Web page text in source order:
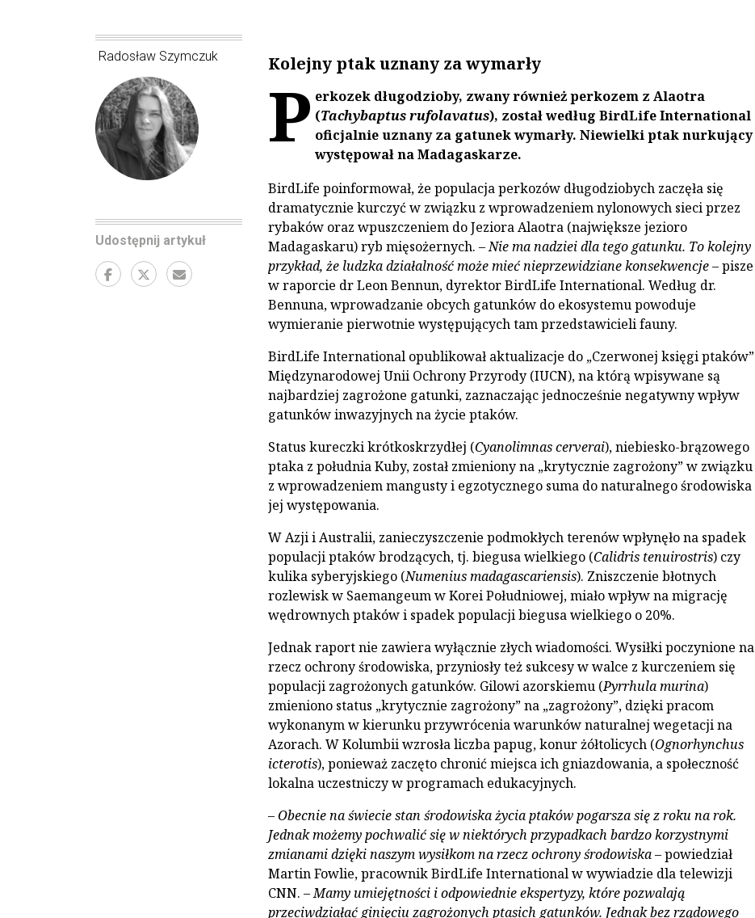
Radosław Szymczuk
Udostępnij artykuł
Kolejny ptak uznany za wymarły
P erkozek długodzioby, zwany również perkozem z Alaotra
(Tachybaptus rufolavatus), został według BirdLife International
oficjalnie uznany za gatunek wymarły. Niewielki ptak nurkujący
występował na Madagaskarze.
BirdLife poinformował, że populacja perkozów długodziobych zaczęła się
dramatycznie kurczyć w związku z wprowadzeniem nylonowych sieci przez
rybaków oraz wpuszczeniem do Jeziora Alaotra (największe jezioro
Madagaskaru) ryb mięsożernych. –Nie ma nadziei dla tego gatunku. To kolejny
przykład, że ludzka działalność może mieć nieprzewidziane konsekwencje– pisze
w raporcie dr Leon Bennun, dyrektor BirdLife International. Według dr.
Bennuna, wprowadzanie obcych gatunków do ekosystemu powoduje
wymieranie pierwotnie występujących tam przedstawicieli fauny.
BirdLife International opublikował aktualizacje do „Czerwonej księgi ptaków”
Międzynarodowej Unii Ochrony Przyrody (IUCN), na którą wpisywane są
najbardziej zagrożone gatunki, zaznaczając jednocześnie negatywny wpływ
gatunków inwazyjnych na życie ptaków.
Status kureczki krótkoskrzydłej (Cyanolimnas cerverai), niebiesko-brązowego
ptaka z południa Kuby, został zmieniony na „krytycznie zagrożony” w związku
z wprowadzeniem mangusty i egzotycznego suma do naturalnego środowiska
jej występowania.
W Azji i Australii, zanieczyszczenie podmokłych terenów wpłynęło na spadek
populacji ptaków brodzących, tj. biegusa wielkiego (Calidris tenuirostris) czy
kulika syberyjskiego (Numenius madagascariensis). Zniszczenie błotnych
rozlewisk w Saemangeum w Korei Południowej, miało wpływ na migrację
wędrownych ptaków i spadek populacji biegusa wielkiego o 20%.
Jednak raport nie zawiera wyłącznie złych wiadomości. Wysiłki poczynione na
rzecz ochrony środowiska, przyniosły też sukcesy w walce z kurczeniem się
populacji zagrożonych gatunków. Gilowi azorskiemu (Pyrrhula murina)
zmieniono status „krytycznie zagrożony” na „zagrożony”, dzięki pracom
wykonanym w kierunku przywrócenia warunków naturalnej wegetacji na
Azorach. W Kolumbii wzrosła liczba papug, konur żółtolicych (Ognorhynchus
icterotis), ponieważ zaczęto chronić miejsca ich gniazdowania, a społeczność
lokalna uczestniczy w programach edukacyjnych.
–Obecnie na świecie stan środowiska życia ptaków pogarsza się z roku na rok.
Jednak możemy pochwalić się w niektórych przypadkach bardzo korzystnymi
zmianami dzięki naszym wysiłkom na rzecz ochrony środowiska– powiedział
Martin Fowlie, pracownik BirdLife International w wywiadzie dla telewizji
CNN. –Mamy umiejętności i odpowiednie ekspertyzy, które pozwalają
przeciwdziałać ginięciu zagrożonych ptasich gatunków. Jednak bez rządowego